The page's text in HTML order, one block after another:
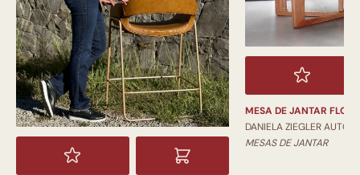
MESA DE JANTAR
DANIELA ZIEGLER
MESAS DE JANTAR